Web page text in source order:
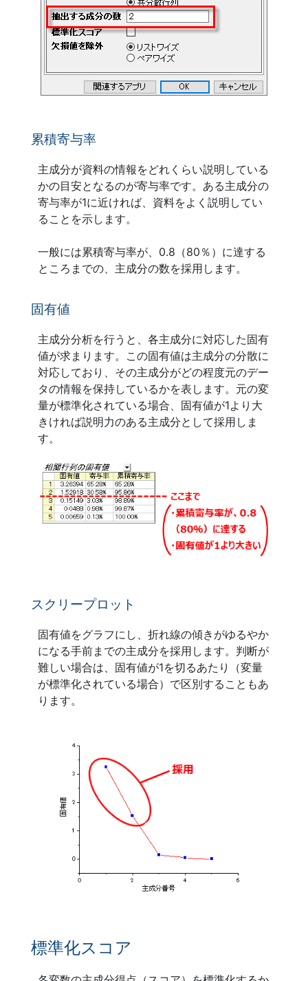
累積寄与率
主成分が資料の情報をどれくらい説明している
かの目安となるのが寄与率です。ある主成分の
寄与率が1に近ければ、資料をよく説明してい
ることを示します。
一般には累積寄与率が、0.8（80％）に達する
ところまでの、主成分の数を採用します。
固有値
主成分分析を行うと、各主成分に対応した固有
値が求まります。この固有値は主成分の分散に
対応しており、その主成分がどの程度元のデー
タの情報を保持しているかを表します。元の変
量が標準化されている場合、固有値が1より大
きければ説明力のある主成分として採用しま
す。
スクリープロット
固有値をグラフにし、折れ線の傾きがゆるやか
になる手前までの主成分を採用します。判断が
難しい場合は、固有値が1を切るあたり（変量
が標準化されている場合）で区別することもあ
ります。
標準化スコア